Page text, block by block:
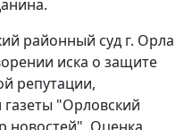
районный суд г. Орла
иска о защите
репутации,
"Орловский